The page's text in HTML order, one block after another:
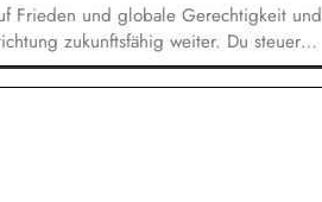
Frieden und globale Gerechtigkeit und
zukunftsfähig weiter. Du steuerst
und die Akademie für
Ansatz gemeinsam mit den
diversifizierst Einnahmen und